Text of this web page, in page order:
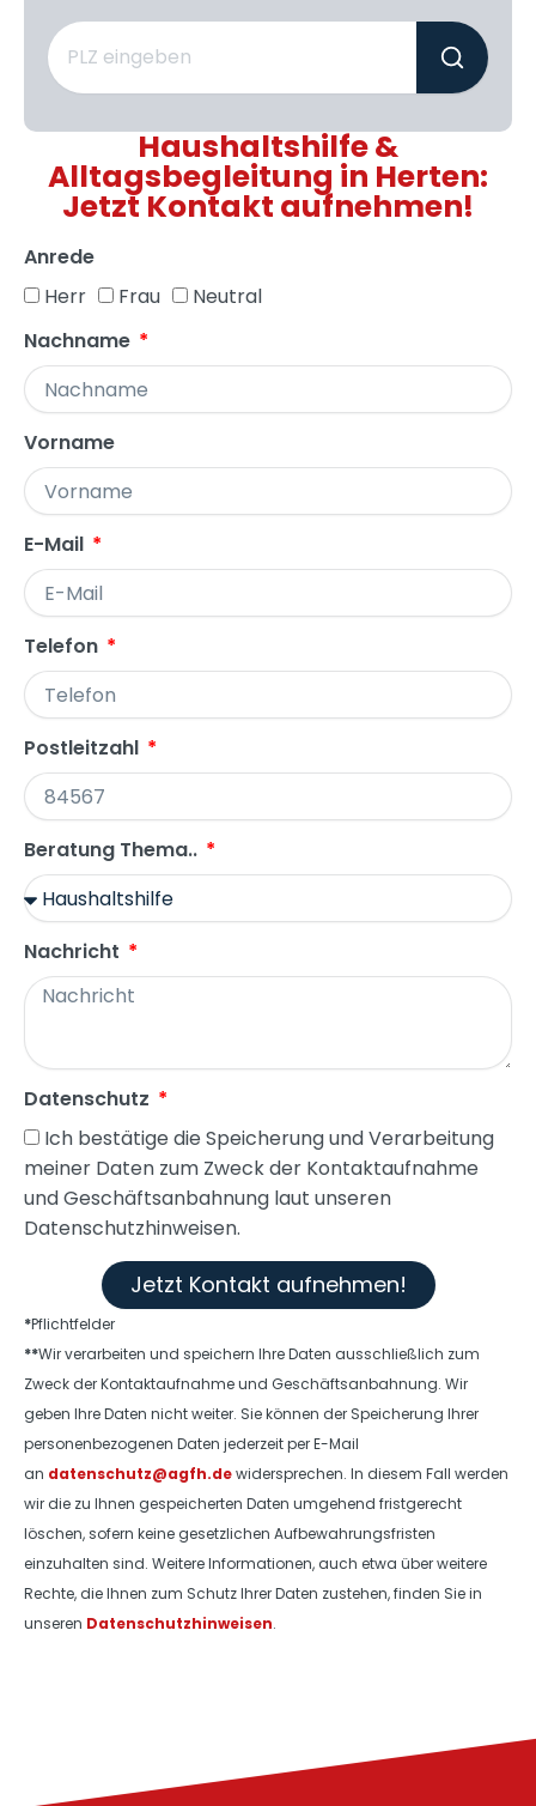
Haushaltshilfe &
Alltagsbegleitung in Herten:
Jetzt Kontakt aufnehmen!
Anrede
Herr
Frau
Neutral
Nachname
Vorname
E-Mail
Telefon
Postleitzahl
Beratung Thema..
Nachricht
Datenschutz
Ich bestätige die Speicherung und Verarbeitung
meiner Daten zum Zweck der Kontaktaufnahme
und Geschäftsanbahnung laut unseren
Datenschutzhinweisen.
Jetzt Kontakt aufnehmen!
*Pflichtfelder
**Wir verarbeiten und speichern Ihre Daten ausschließlich zum
Zweck der Kontaktaufnahme und Geschäftsanbahnung. Wir
geben Ihre Daten nicht weiter. Sie können der Speicherung Ihrer
personenbezogenen Daten jederzeit per E-Mail
an datenschutz@agfh.dewidersprechen. In diesem Fall werden
wir die zu Ihnen gespeicherten Daten umgehend fristgerecht
löschen, sofern keine gesetzlichen Aufbewahrungsfristen
einzuhalten sind. Weitere Informationen, auch etwa über weitere
Rechte, die Ihnen zum Schutz Ihrer Daten zustehen, finden Sie in
unseren Datenschutzhinweisen.